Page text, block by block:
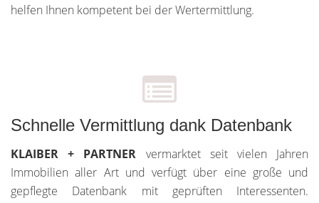
helfen Ihnen kompetent bei der Wertermittlung.
Schnelle Vermittlung dank Datenbank
KLAIBER + PARTNER vermarktet seit vielen Jahren
Immobilien aller Art und verfügt über eine große und
gepflegte Datenbank mit geprüften Interessenten.